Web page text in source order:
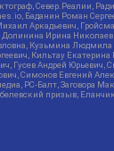
Север.Реалии,
Баданин Роман
Аркадьевич,
Ирина
Кузьмина
Кильтау
Гусев Андрей
Симонов Евгений
РС-Балт, Заговора
призыв, Еланчик